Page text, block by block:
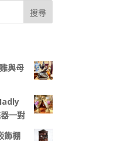
與母
一對
飾棚